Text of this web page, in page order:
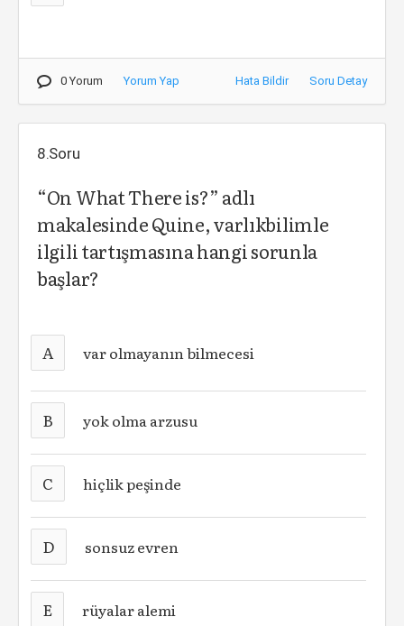
0 Yorum Yorum Yap Hata Bildir Soru Detay
8.Soru
“On What There is?” adlı
makalesinde Quine, varlıkbilimle
ilgili tartışmasına hangi sorunla
başlar?
A var olmayanın bilmecesi
B yok olma arzusu
C hiçlik peşinde
D sonsuz evren
E rüyalar alemi